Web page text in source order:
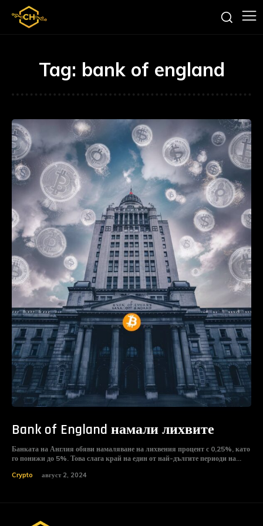
Tag: bank of england
Bank of England намали лихвите
Банката на Англия обяви намаляване на лихвения процент с 0,25%, като
го понижи до 5%. Това слага край на един от най-дългите периоди на...
Crypto август 2, 2024